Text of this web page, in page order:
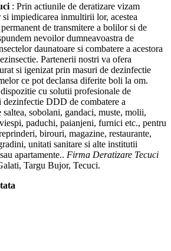
: Prin actiunile de deratizare vizam
si impiedicarea inmultirii lor, acestea
de transmitere a bolilor si de
nevoilor dumneavoastra de
daunatoare si combatere a acestora
Partenerii nostri va ofera
si igenizat prin masuri de dezinfectie
ce pot declansa diferite boli la om.
cu solutii profesionale de
dezinfectie DDD de combatere a
sobolani, gandaci, muste, molii,
paduchi, paianjeni, furnici etc., pentru
birouri, magazine, restaurante,
unitati sanitare si alte institutii
apartamente.. Firma Deratizare Tecuci
Targu Bujor, Tecuci.